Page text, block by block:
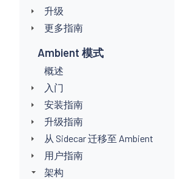
升级
更多指南
Ambient 模式
概述
入门
安装指南
升级指南
从 Sidecar 迁移至 Ambient
用户指南
架构